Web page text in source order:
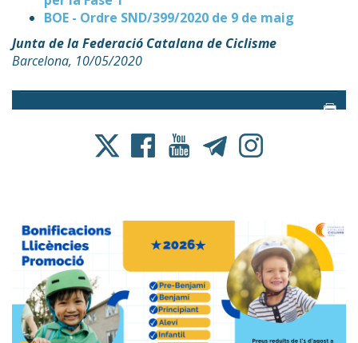
BOE - Ordre SND/399/2020 de 9 de maig
Junta de la Federació Catalana de Ciclisme
Barcelona, 10/05/2020